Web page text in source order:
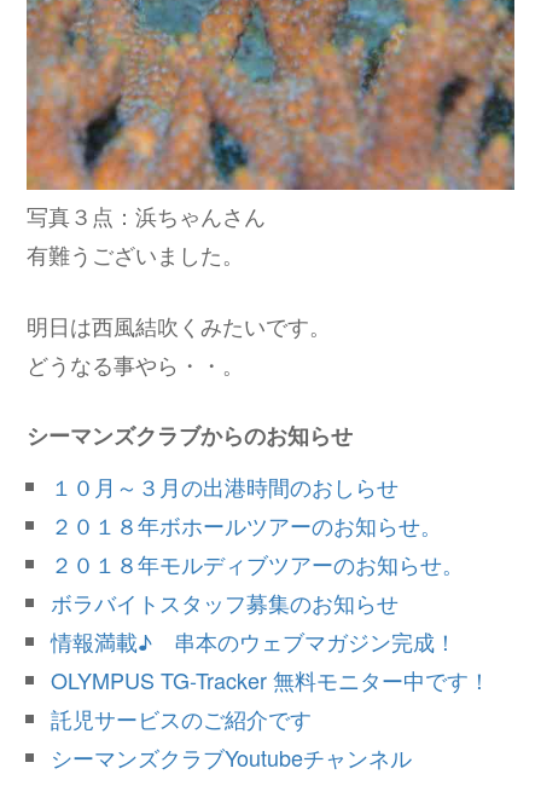
写真３点：浜ちゃんさん
有難うございました。
明日は西風結吹くみたいです。
どうなる事やら・・。
シーマンズクラブからのお知らせ
１０月～３月の出港時間のおしらせ
２０１８年ボホールツアーのお知らせ。
２０１８年モルディブツアーのお知らせ。
ボラバイトスタッフ募集のお知らせ
情報満載♪ 串本のウェブマガジン完成！
OLYMPUS TG-Tracker 無料モニター中です！
託児サービスのご紹介です
シーマンズクラブYoutubeチャンネル